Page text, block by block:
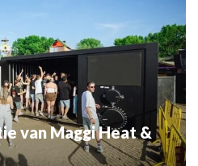
van Maggi Heat &